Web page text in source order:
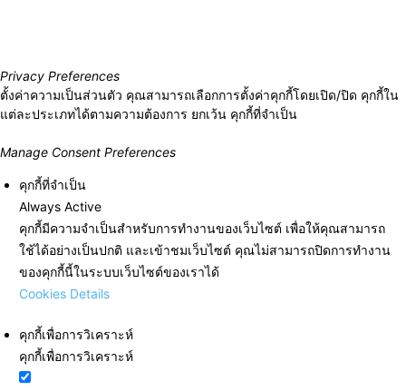
Privacy Preferences
ตั้งค่าความเป็นส่วนตัว คุณสามารถเลือกการตั้งค่าคุกกี้โดยเปิด/ปิด คุกกี้ใน
แต่ละประเภทได้ตามความต้องการ ยกเว้น คุกกี้ที่จำเป็น
Manage Consent Preferences
คุกกี้ที่จำเป็น
Always Active
คุกกี้มีความจำเป็นสำหรับการทำงานของเว็บไซต์ เพื่อให้คุณสามารถ
ใช้ได้อย่างเป็นปกติ และเข้าชมเว็บไซต์ คุณไม่สามารถปิดการทำงาน
ของคุกกี้นี้ในระบบเว็บไซต์ของเราได้
Cookies Details
คุกกี้เพื่อการวิเคราะห์
คุกกี้เพื่อการวิเคราะห์